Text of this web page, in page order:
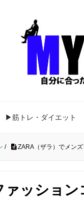
▶筋トレ・ダイエット
/ ZARA（ザラ）でメン
ッショ